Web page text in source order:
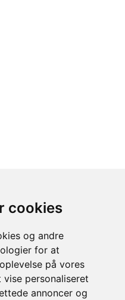
cookies
og andre
for at
på vores
personaliseret
annoncer og